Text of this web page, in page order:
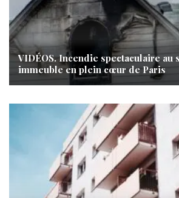
VIDÉOS. Incendie spectaculaire au
immeuble en plein cœur de Paris